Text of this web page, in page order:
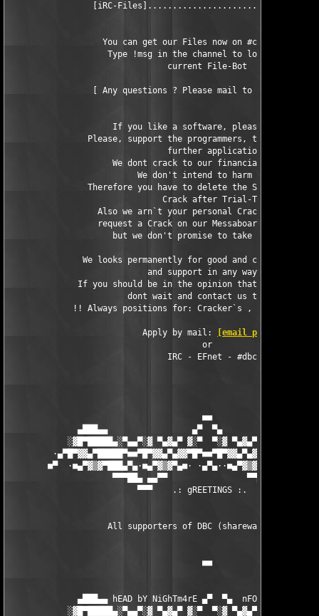
                 [iRC-Files]...........................#cracks
You can get our Files now on #cracks in
                    Type !msg in the channel to look for the
                                current File-Bot
                 [ Any questions ? Please mail to
                     If you like a software, please buy it.
Please, support the programmers, that they can
                                further applications.
                     We dont crack to our financial advantage.
                          We don't intend to harm somebody.
Therefore you have to delete the Software and
                               Crack after Trial-Time.
Also we arn`t your personal Crackers, so you
request a Crack on our Messaboard (!NOT BY
                     but we don't promise to take care of it.
We looks permanently for good and capable
                            and support in any way.
If you should be in the opinion that you can
                        dont wait and contact us today.
!! Always positions for: Cracker`s , SiteOps HQ
                           Apply by mail:
[email protected]
                                       or
                                IRC - EFnet - #dbc
                                       ■■
▄███▄▄                 ▄▀  ▀▄
░▓█▀█████▄░▀▄▄▀░▓ ▀▄▓▄▀ ▓░▀  ▀░▓ ▀▄▓▄▀
■▀  ·■▄▀▓▒▓▀███▄▀▄·■▄▀▓▒▓▀▄■·
                     ▀▀▀██▄ ▄▄▀▀                ▀▀▄▄ ▄██▀▀▀
                          ▀▀▀    .: gREETINGS :.   ▀▀
                    All supporters of DBC (shareware authors).
                                       ■■
▄███▄▄ hEAD bY NiGhTm4rE ▄▀  ▀▄  nFO bY NUKEM
░▓█▀█████▄░▀▄▄▀░▓ ▀▄▓▄▀ ▓░▀  ▀░▓ ▀▄▓▄▀